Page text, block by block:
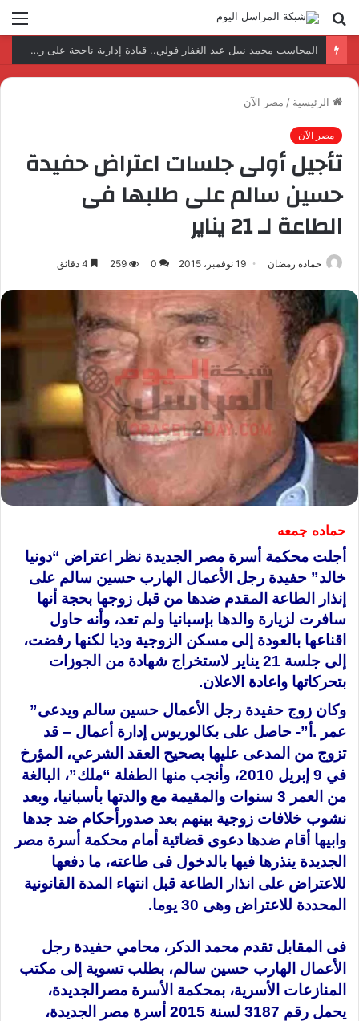
بحث
عن
نتائج إيجابية بعد زيارة وفد الجامعة المصرية النتائج إيجابية بعد زيارة وفد الجامعة المصرية الروسية لمصنع الإلكترونياتروسية لمصنع الإلكترونيات
الرئيسية / مصر الآن
مصر الآن
تأجيل أولى جلسات اعتراض حفيدة
حسين سالم على طلبها فى
الطاعة لـ 21 يناير
حماده رمضان 19 نوفمبر، 2015 0
259
حماده جمعه
أجلت محكمة أسرة مصر الجديدة نظر اعتراض “دونيا
خالد” حفيدة رجل الأعمال الهارب حسين سالم على
إنذار الطاعة المقدم ضدها من قبل زوجها بحجة أنها
سافرت لزيارة والدها بإسبانيا ولم تعد، وأنه حاول
اقناعها بالعودة إلى مسكن الزوجية وديا لكنها رفضت،
إلى جلسة 21 يناير ﻻستخراج شهادة من الجوزات
بتحركاتها واعادة اﻻعلان.
وكان زوج حفيدة رجل الأعمال حسين سالم ويدعى”
عمر .أ”- حاصل على بكالوريوس إدارة أعمال – قد
تزوج من المدعى عليها بصحيح العقد الشرعي، المؤرخ
في 9 إبريل 2010، وأنجب منها الطفلة “ملك”، البالغة
من العمر 3 سنوات والمقيمة مع والدتها بأسبانيا، وبعد
نشوب خلافات زوجية بينهم بعد صدورأحكام ضد جدها
وابيها أقام ضدها دعوى قضائية أمام محكمة أسرة مصر
الجديدة ينذرها فيها بالدخول فى طاعته، ما دفعها
للاعتراض على انذار الطاعة قبل انتهاء المدة القانونية
المحددة للاعتراض وهى 30 يوما.
فى المقابل تقدم محمد الدكر، محامي حفيدة رجل
الأعمال الهارب حسين سالم، بطلب تسوية إلى مكتب
المنازعات الأسرية، بمحكمة الأسرة مصرالجديدة،
يحمل رقم 3187 لسنة 2015 أسرة مصر الجديدة،